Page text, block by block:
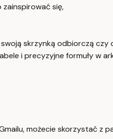
się,
skrzynką odbiorczą
i precyzyjne formuły w
możecie skorzystać z